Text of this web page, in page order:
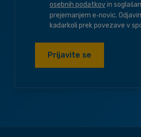
osebnih podatkovin
prejemanjem e‑novic.
kadarkoli prek povezave v
Prijavite se